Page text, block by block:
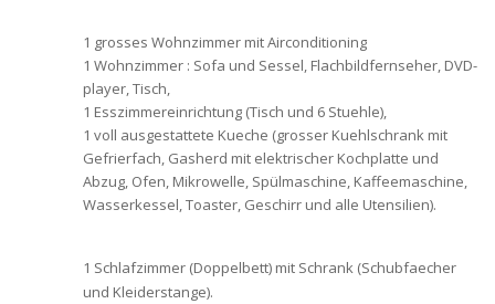
1 grosses Wohnzimmer mit Airconditioning
1 Wohnzimmer : Sofa und Sessel, Flachbildfernseher, DVD-
player, Tisch,
1 Esszimmereinrichtung (Tisch und 6 Stuehle),
1 voll ausgestattete Kueche (grosser Kuehlschrank mit
Gefrierfach, Gasherd mit elektrischer Kochplatte und
Abzug, Ofen, Mikrowelle, Spülmaschine, Kaffeemaschine,
Wasserkessel, Toaster, Geschirr und alle Utensilien).
1 Schlafzimmer (Doppelbett) mit Schrank (Schubfaecher
und Kleiderstange).